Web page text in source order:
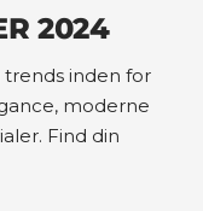
2024
inden for
moderne
Find din